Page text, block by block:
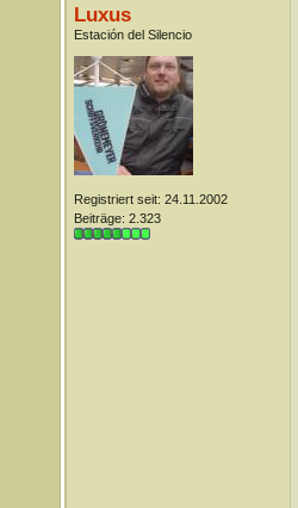
Luxus
Estación del Silencio
Registriert seit: 24.11.2002
Beiträge: 2.323